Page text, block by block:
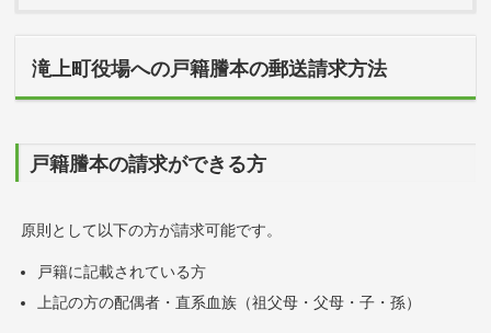
滝上町役場への戸籍謄本の郵送請求方法
戸籍謄本の請求ができる方
原則として以下の方が請求可能です。
戸籍に記載されている方
上記の方の配偶者・直系血族（祖父母・父母・子・孫）